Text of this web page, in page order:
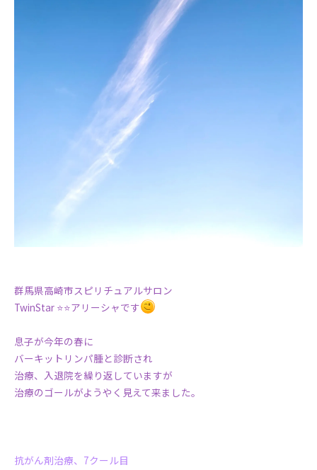
群馬県高崎市スピリチュアルサロン
TwinStar ⭐️⭐️アリーシャです
息子が今年の春に
バーキットリンパ腫と診断され
治療、入退院を繰り返していますが
治療のゴールがようやく見えて来ました。
抗がん剤治療、7クール目